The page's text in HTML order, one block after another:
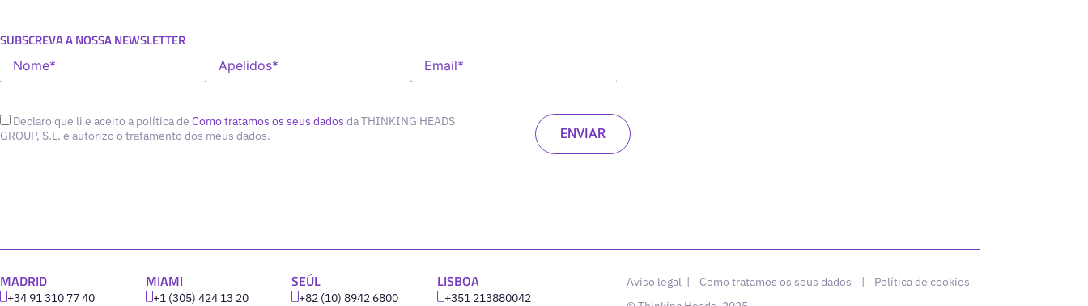
SUBSCREVA A NOSSA NEWSLETTER
Declaro que li e aceito a política de Como tratamos os seus dados da THINKING HEADS
GROUP, S.L. e autorizo o tratamento dos meus dados.
MADRID
+34 91 310 77 40
MIAMI
+1 (305) 424 13 20
SEÚL
+82 (10) 8942 6800
LISBOA
‪+351 213880042
Aviso legal | Como tratamos os seus dados | Política de cookies